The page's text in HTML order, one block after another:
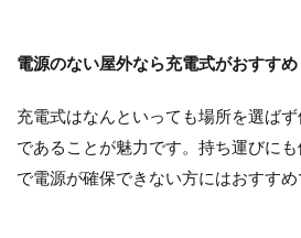
電源のない屋外なら充電式がおすすめ
充電式はなんといっても場所を選ば
であることが魅力です。持ち運びに
で電源が確保できない方にはおすすめ